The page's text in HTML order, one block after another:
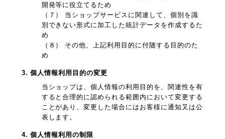
開発等に役立てるため
（７） 当ショップサービスに関連して、個別を識
別できない形式に加工した統計データを作成するた
め
（８） その他、上記利用目的に付随する目的のた
め
3. 個人情報利用目的の変更
当ショップは、個人情報の利用目的を、関連性を有
すると合理的に認められる範囲内において変更する
ことがあり、変更した場合にはお客様に通知又は公
表します。
4. 個人情報利用の制限